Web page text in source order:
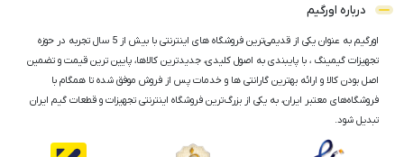
درباره اورگیم
اورگیم به عنوان یکی از قدیمی‌ترین فروشگاه های اینترنتی با بیش از 5 سال تجربه در حوزه
تجهیزات گیمینگ ، با پایبندی به اصول کلیدی، جدیدترین کالاها، پایین ترین قیمت و تضمین
اصل‌ بودن کالا و ارائه بهترین گارانتی ها و خدمات پس از فروش موفق شده تا همگام با
فروشگاه‌های معتبر ایران، به یکی از بزرگ‌ترین فروشگاه اینترنتی تجهیزات و قطعات گیم ایران
تبدیل شود.